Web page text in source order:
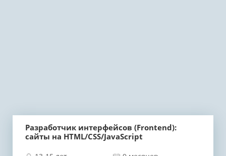
Разработчик интерфейсов (Frontend):
сайты на HTML/CSS/JavaScript